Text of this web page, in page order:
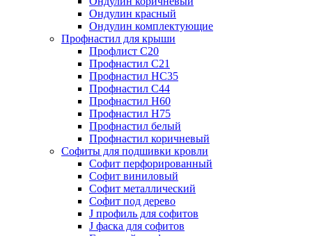
Ондулин красный
Ондулин комплектующие
Профнастил для крыши
Профлист С20
Профнастил С21
Профнастил НС35
Профнастил С44
Профнастил Н60
Профнастил Н75
Профнастил белый
Профнастил коричневый
Софиты для подшивки кровли
Cофит перфорированный
Софит виниловый
Софит металлический
Софит под дерево
J профиль для софитов
J фаска для софитов